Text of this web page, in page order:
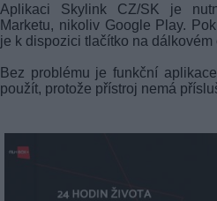
Aplikaci Skylink CZ/SK je
Marketu, nikoliv Google Play.
je k dispozici tlačítko na
Bez problému je funkční
použít, protože přístroj nemá